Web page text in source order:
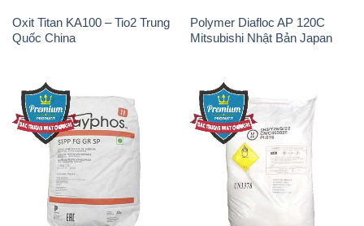
Sodium Tripoly Phosphate –
STPP Prayphos Bỉ Belgium
Sodium Percarbonate Dạng
Bột Trung Quốc China